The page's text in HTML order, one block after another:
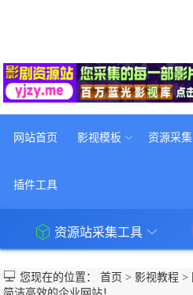
网站首页 影视模板 资源采集
插件工具
资源站采集工具
您现在的位置：首页 > 影视教程 >